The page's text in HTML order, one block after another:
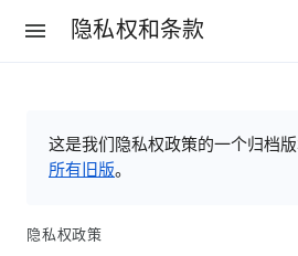
隐私权和条款
这是我们隐私权政策的一个归档
所有旧版。
隐私权政策